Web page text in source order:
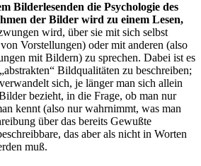
Bilderlesenden die Psychologie des
der Bilder wird zu einem Lesen,
wird, über sie mit sich selbst
Vorstellungen) oder mit anderen (also
mit Bildern) zu sprechen. Dabei ist es
Bildqualitäten zu beschreiben;
sich, je länger man sich allein
bezieht, in die Frage, ob man nur
kennt (also nur wahrnimmt, was man
über das bereits Gewußte
das aber als nicht in Worten
muß.